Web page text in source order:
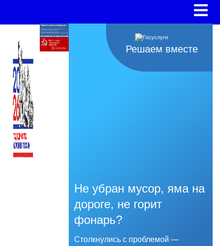
Решаем вместе
Не убран мусор, яма на
дороге, не горит
фонарь?
Столкнулись с проблемой —